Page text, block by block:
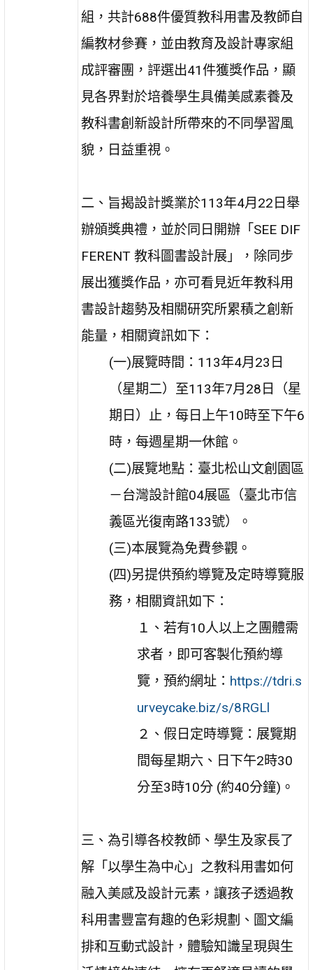
組，共計688件優質教科用書及教師自
編教材參賽，並由教育及設計專家組
成評審團，評選出41件獲獎作品，顯
見各界對於培養學生具備美感素養及
教科書創新設計所帶來的不同學習風
貌，日益重視。
二、旨揭設計獎業於113年4月22日舉
辦頒獎典禮，並於同日開辦「SEE DIF
FERENT 教科圖書設計展」，除同步
展出獲獎作品，亦可看見近年教科用
書設計趨勢及相關研究所累積之創新
能量，相關資訊如下：
(一)展覽時間：113年4月23日
（星期二）至113年7月28日（星
期日）止，每日上午10時至下午6
時，每週星期一休館。
(二)展覽地點：臺北松山文創園區
－台灣設計館04展區（臺北市信
義區光復南路133號）。
(三)本展覽為免費參觀。
(四)另提供預約導覽及定時導覽服
務，相關資訊如下：
１、若有10人以上之團體需
求者，即可客製化預約導
覽，預約網址： https://tdri.s
urveycake.biz/s/8RGLl
２、假日定時導覽：展覽期
間每星期六、日下午2時30
分至3時10分 (約40分鐘)。
三、為引導各校教師、學生及家長了
解「以學生為中心」之教科用書如何
融入美感及設計元素，讓孩子透過教
科用書豐富有趣的色彩規劃、圖文編
排和互動式設計，體驗知識呈現與生